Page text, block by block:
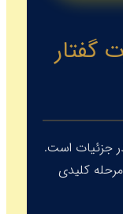
گفتار
جزئیات است.
کلیدی